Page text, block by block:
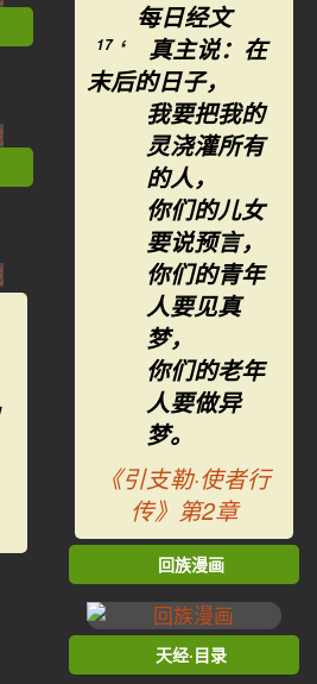
每日经文
17 ‘ 真主说：在
末后的日子，
我要把我的
灵浇灌所有
的人，
你们的儿女
要说预言，
你们的青年
人要见真
梦，
你们的老年
人要做异
梦。
《引支勒·使者行
传》第2章
回族漫画
天经·目录